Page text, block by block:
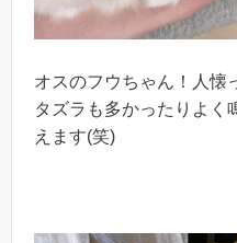
オスのフウちゃん！人懐
タズラも多かったりよく
えます(笑)